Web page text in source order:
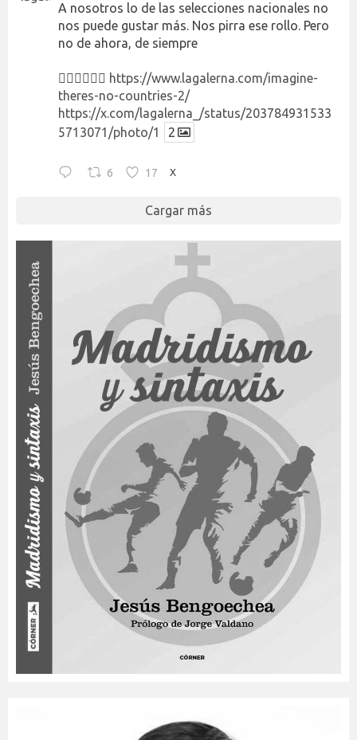
A nosotros lo de las selecciones nacionales no
nos puede gustar más. Nos pirra ese rollo. Pero
no de ahora, de siempre
👉🏻👉🏻👉🏻 https://www.lagalerna.com/imagine-
theres-no-countries-2/
https://x.com/lagalerna_/status/203784931533
5713071/photo/1
2
6 17 X
Cargar más